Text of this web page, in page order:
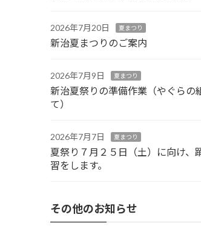
2026年7月20日 夏まつり
新治夏まつりのご案内
2026年7月9日 夏まつり
新治夏祭りの準備作業（やぐらの
て）
2026年7月7日 夏まつり
夏祭り７月２５日（土）に向け、
習をします。
その他のお知らせ